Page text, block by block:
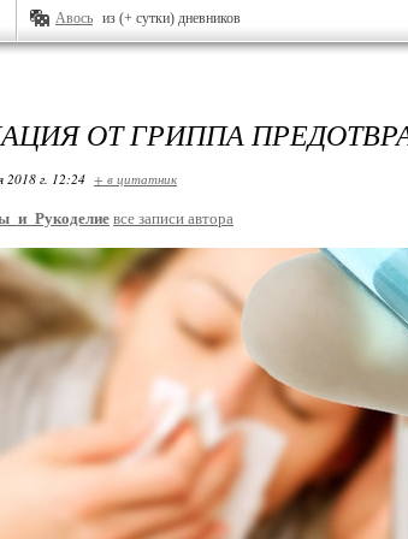
Авось из (+ сутки) дневников
ОТ ГРИППА
2018 г. 12:24 + в цитатник
все записи автора